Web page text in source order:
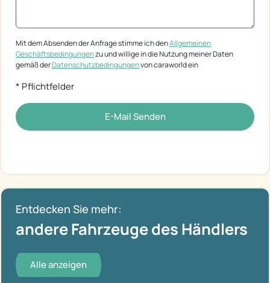
Mit dem Absenden der Anfrage stimme ich denAllgemeinen
Geschäftsbedingungenzu und willige in die Nutzung meiner Daten
gemäß derDatenschutzbedingungenvon caraworld ein
* Pflichtfelder
E-Mail Senden
Entdecken Sie mehr:
andere Fahrzeuge des Händlers
Alle anzeigen